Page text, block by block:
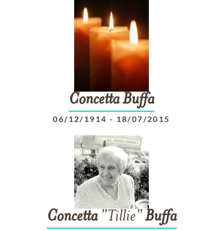
ConcettaBuffa
06/12/1914 - 18/07/2015
Concetta"Tillie"Buffa